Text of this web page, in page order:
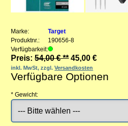
Marke:
Target
Produktnr.:
190656-8
Verfügbarkeit:
Preis:54,00 € ** 45,00 €
inkl. MwSt, zzgl.Versandkosten
Verfügbare Optionen
* Gewicht: